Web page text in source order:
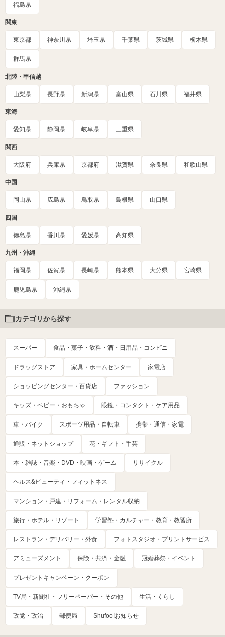
福島県
関東
東京都 神奈川県 埼玉県 千葉県 茨城県 栃木県
群馬県
北陸・甲信越
山梨県 長野県 新潟県 富山県 石川県 福井県
東海
愛知県 静岡県 岐阜県 三重県
関西
大阪府 兵庫県 京都府 滋賀県 奈良県 和歌山県
中国
岡山県 広島県 鳥取県 島根県 山口県
四国
徳島県 香川県 愛媛県 高知県
九州・沖縄
福岡県 佐賀県 長崎県 熊本県 大分県 宮崎県
鹿児島県 沖縄県
カテゴリから探す
スーパー 食品・菓子・飲料・酒・日用品・コンビニ
ドラッグストア 家具・ホームセンター 家電店
ショッピングセンター・百貨店 ファッション
キッズ・ベビー・おもちゃ 眼鏡・コンタクト・ケア用品
車・バイク スポーツ用品・自転車 携帯・通信・家電
通販・ネットショップ 花・ギフト・手芸
本・雑誌・音楽・DVD・映画・ゲーム リサイクル
ヘルス&ビューティ・フィットネス
マンション・戸建・リフォーム・レンタル収納
旅行・ホテル・リゾート 学習塾・カルチャー・教育・教習所
レストラン・デリバリー・外食 フォトスタジオ・プリントサービス
アミューズメント 保険・共済・金融 冠婚葬祭・イベント
プレゼントキャンペーン・クーポン
TV局・新聞社・フリーペーパー・その他 生活・くらし
政党・政治 郵便局 Shufoo!お知らせ